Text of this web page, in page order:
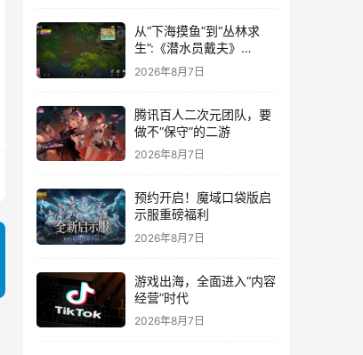
从“下海摸鱼”到“丛林求
生”:《潜水员戴夫》
DLC《丛林》移动端定档
8月14日
2026年8月7日
腾讯百人二次元团队，要
做不“保守”的二游
2026年8月7日
预约开启！魔域口袋版启
示服重磅福利
2026年8月7日
游戏出海，全面进入“内容
经营”时代
2026年8月7日